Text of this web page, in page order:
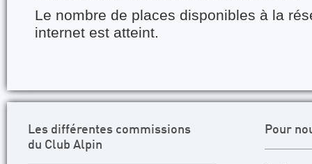
Le nombre de places disponibles à la
internet est atteint.
Les différentes commissions
du Club Alpin
Pour